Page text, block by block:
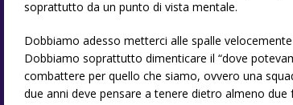
soprattutto da un punto di vista mentale.
Dobbiamo adesso metterci alle spalle
Dobbiamo soprattutto dimenticare il “dove
combattere per quello che siamo, ovvero una
due anni deve pensare a tenere dietro almeno